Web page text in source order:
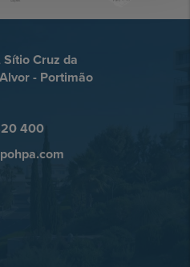
Sítio Cruz da
- Portimão
400